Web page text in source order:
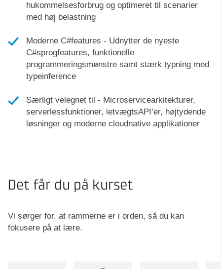
hukommelsesforbrug og optimeret til scenarier
med høj belastning
Moderne C#features - Udnytter de nyeste
C#sprogfeatures, funktionelle
programmeringsmønstre samt stærk typning med
typeinference
Særligt velegnet til - Microservicearkitekturer,
serverlessfunktioner, letvægtsAPI’er, højtydende
løsninger og moderne cloudnative applikationer
Det får du på kurset
Vi sørger for, at rammerne er i orden, så du kan
fokusere på at lære.